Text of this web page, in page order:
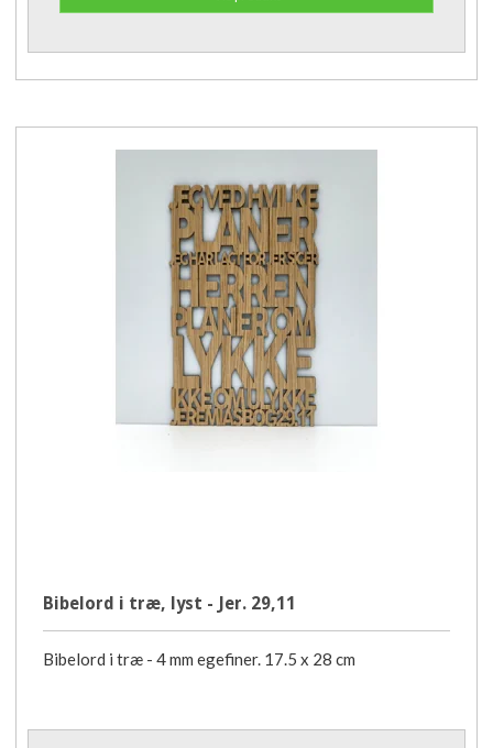
Bibelord i træ, lyst - Jer. 29,11
Bibelord i træ - 4 mm egefiner. 17.5 x 28 cm